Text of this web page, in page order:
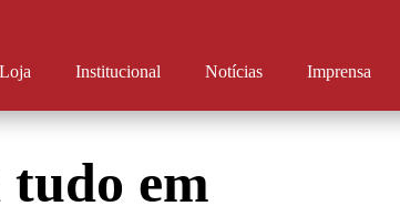
Loja Institucional Notícias Imprensa
tudo em